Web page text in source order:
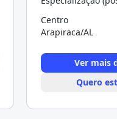
Centro
Arapiraca/AL
Ver mais
Quero